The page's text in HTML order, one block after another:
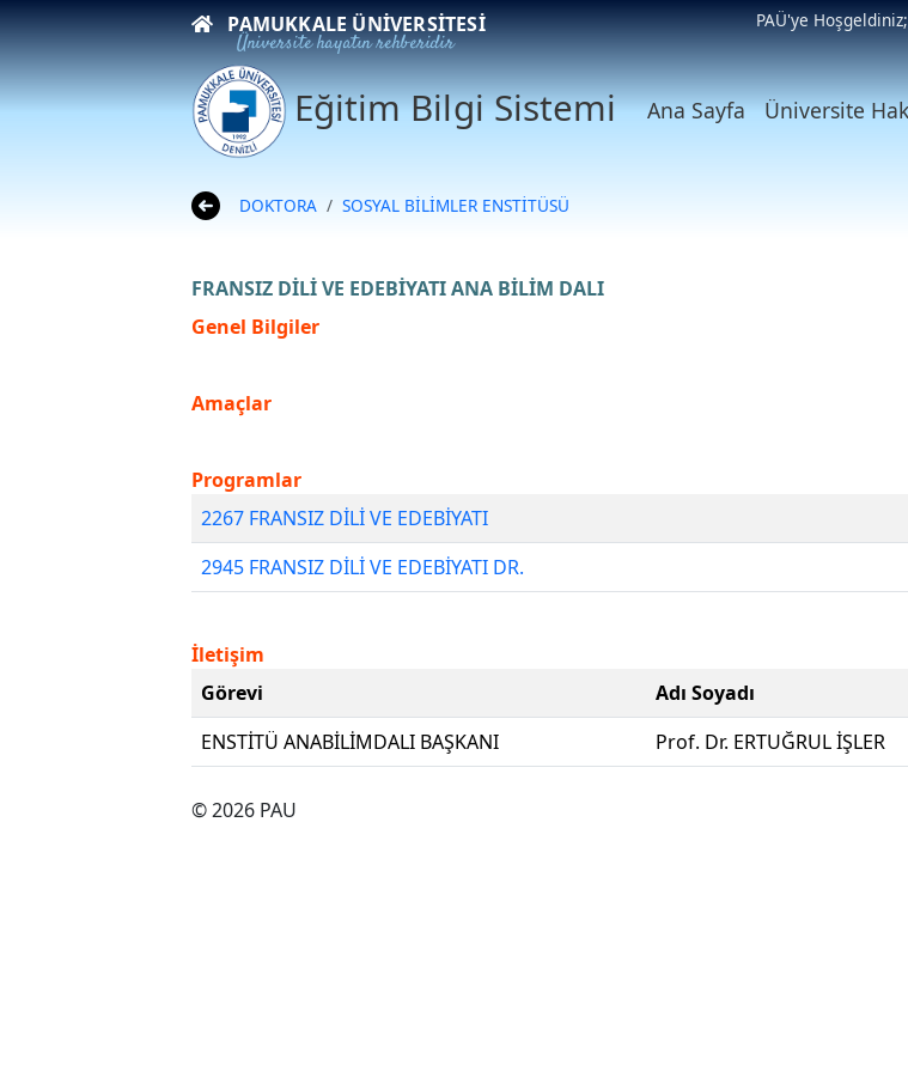
PAMUKKALE ÜNIVERSITESI
Üniversite hayatın rehberidir
PAÜ'ye Hoşgeldiniz;
Eğitim Bilgi Sistemi Ana Sayfa Üniversite
DOKTORA SOSYAL BİLİMLER ENSTİTÜSÜ
FRANSIZ DİLİ VE EDEBİYATI ANA BİLİM DALI
Genel Bilgiler
Amaçlar
Programlar
2267 FRANSIZ DİLİ VE EDEBİYATI
2945 FRANSIZ DİLİ VE EDEBİYATI DR.
İletişim
Görevi
Adı Soyadı
ENSTİTÜ ANABİLİMDALI BAŞKANI
Prof. Dr. ERTUĞRUL İŞLER
© 2026 PAU